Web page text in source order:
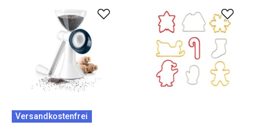
Versandkostenfrei